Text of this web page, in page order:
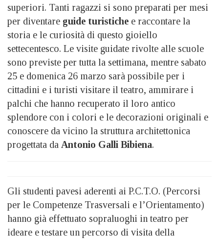
superiori. Tanti ragazzi si sono preparati per mesi
per diventare guide turistiche e raccontare la
storia e le curiosità di questo gioiello
settecentesco. Le visite guidate rivolte alle scuole
sono previste per tutta la settimana, mentre sabato
25 e domenica 26 marzo sarà possibile per i
cittadini e i turisti visitare il teatro, ammirare i
palchi che hanno recuperato il loro antico
splendore con i colori e le decorazioni originali e
conoscere da vicino la struttura architettonica
progettata da Antonio Galli Bibiena.
Gli studenti pavesi aderenti ai P.C.T.O. (Percorsi
per le Competenze Trasversali e l’Orientamento)
hanno già effettuato sopraluoghi in teatro per
ideare e testare un percorso di visita della